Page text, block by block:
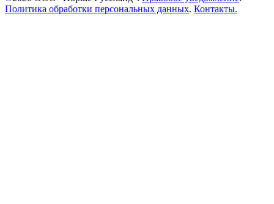
Политика обработки персональных данных. Контакты.